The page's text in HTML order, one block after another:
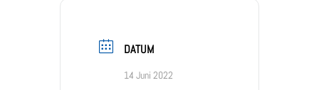
DATUM
14 Juni 2022